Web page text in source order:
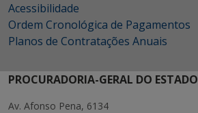
Acessibilidade
Ordem Cronológica de Pagamentos
Planos de Contratações Anuais
PROCURADORIA-GERAL DO ESTADO
Av. Afonso Pena, 6134